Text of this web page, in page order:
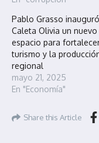
Pablo Grasso
Caleta Olivia un nuevo
espacio para
turismo y la
regional
mayo 21, 2025
En "Economía"
Share this Article